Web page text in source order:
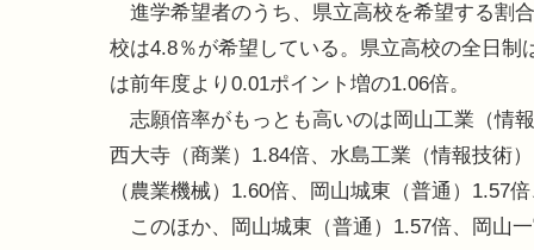
進学希望者のうち、県立高校を希望する割
校は4.8％が希望している。県立高校の全日
は前年度より0.01ポイント増の1.06倍。
志願倍率がもっとも高いのは岡山工業（情
西大寺（商業）1.84倍、水島工業（情報技術
（農業機械）1.60倍、岡山城東（普通）1.57
このほか、岡山城東（普通）1.57倍、岡山